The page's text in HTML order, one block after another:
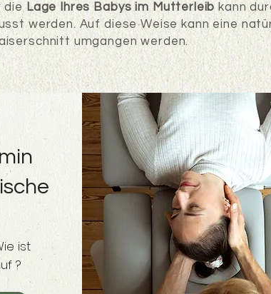
die Lage Ihres Babys im Mutterleib kann
werden. Auf diese Weise kann eine
umgangen werden.
ist
?